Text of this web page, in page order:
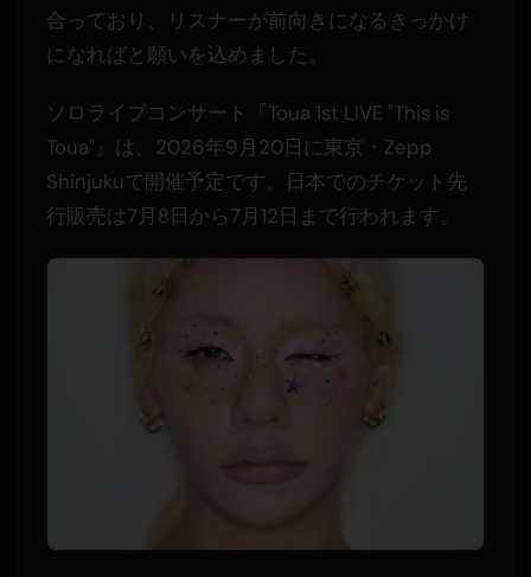
合っており、リスナーが前向きになるきっかけ
になればと願いを込めました。
ソロライブコンサート『Toua 1st LIVE "This is
Toua"』は、2026年9月20日に東京・Zepp
Shinjukuで開催予定です。日本でのチケット先
行販売は7月8日から7月12日まで行われます。